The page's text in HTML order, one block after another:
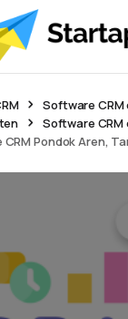
Software CRM
Software
Pondok Aren,